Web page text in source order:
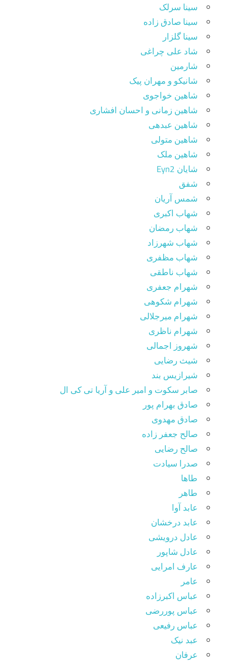
سینا سرلک
سینا صادق زاده
سینا گلزار
شاد علی چراغی
شارمین
شانیکو و مهران پیک
شاهین خواجوی
شاهین زمانی و احسان افشاری
شاهین عبدهی
شاهین متولی
شاهین ملک
شایان Eyn2
شفق
شمس آریان
شهاب اکبری
شهاب رمضان
شهاب شهرزاد
شهاب مظفری
شهاب ناطقی
شهرام جعفری
شهرام شکوهی
شهرام میرجلالی
شهرام ناظری
شهروز اجمالی
شیث رضایی
شیرازیس بند
صابر سکوت و امیر علی و آریا تی کی ال
صادق بهرام پور
صادق مهدوی
صالح جعفر زاده
صالح رضایی
صدرا سیادت
طاها
طاهر
عابد آوا
عابد درخشان
عادل درویشی
عادل شاپور
عارف امرایی
عامر
عباس اکبرزاده
عباس پوررضی
عباس رفیعی
عبد نیک
عرفان